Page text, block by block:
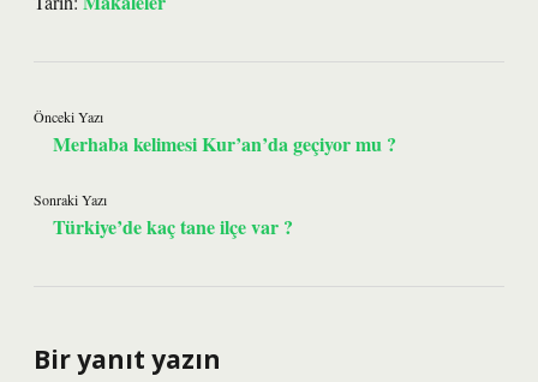
Önceki Yazı
Merhaba kelimesi Kur’an’da geçiyor mu ?
Sonraki Yazı
Türkiye’de kaç tane ilçe var ?
Bir yanıt yazın